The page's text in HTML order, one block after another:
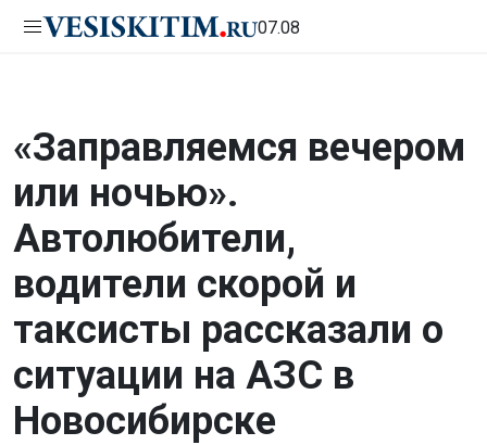
07.08
«Заправляемся вечером
или ночью».
Автолюбители,
водители скорой и
таксисты рассказали о
ситуации на АЗС в
Новосибирске